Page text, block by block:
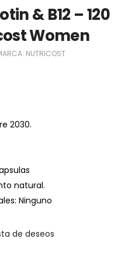
& B12 – 120
Women
NUTRICOST
2030.
natural.
Ninguno
de deseos